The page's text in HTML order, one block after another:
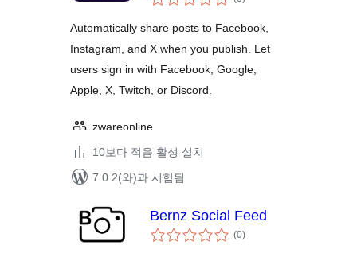
체
점
Automatically share posts to Facebook,
Instagram, and X when you publish. Let
users sign in with Facebook, Google,
Apple, X, Twitch, or Discord.
zwareonline
10보다 적음 활성 설치
7.0.2(와)과 시험됨
Bernz Social Feed
(0전
체)